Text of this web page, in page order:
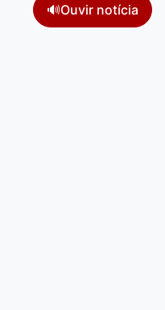
🔊Ouvir notícia